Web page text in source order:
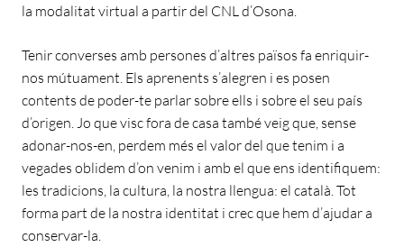
la modalitat virtual a partir del CNL d’Osona.
Tenir converses amb persones d’altres països fa enriquir-
nos mútuament. Els aprenents s’alegren i es posen
contents de poder-te parlar sobre ells i sobre el seu país
d’origen. Jo que visc fora de casa també veig que, sense
adonar-nos-en, perdem més el valor del que tenim i a
vegades oblidem d’on venim i amb el que ens identifiquem:
les tradicions, la cultura, la nostra llengua: el català. Tot
forma part de la nostra identitat i crec que hem d’ajudar a
conservar-la.